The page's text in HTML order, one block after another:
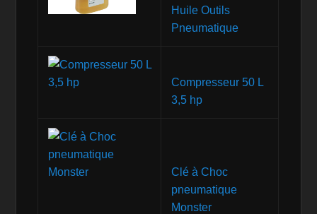
Huile Outils
Pneumatique
Compresseur 50 L
3,5 hp
Clé à Choc
pneumatique
Monster